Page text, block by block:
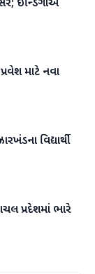
ઈન્ડિગોએ
માટે નવા
વિદ્યાર્થી
પ્રદેશમાં ભારે